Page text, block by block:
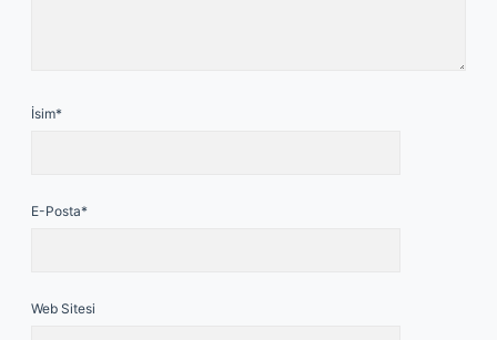
İsim*
E-Posta*
Web Sitesi